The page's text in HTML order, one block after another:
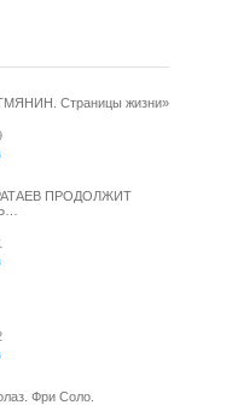
Страницы жизни»
ПРОДОЛЖИТ
Фри Соло.